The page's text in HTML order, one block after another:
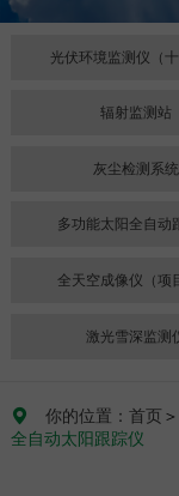
光伏环境监测仪（十
辐射监测站
灰尘检测系统
多功能太阳全自动
全天空成像仪（项
激光雪深监测
 你的位置：首页 ＞
全自动太阳跟踪仪